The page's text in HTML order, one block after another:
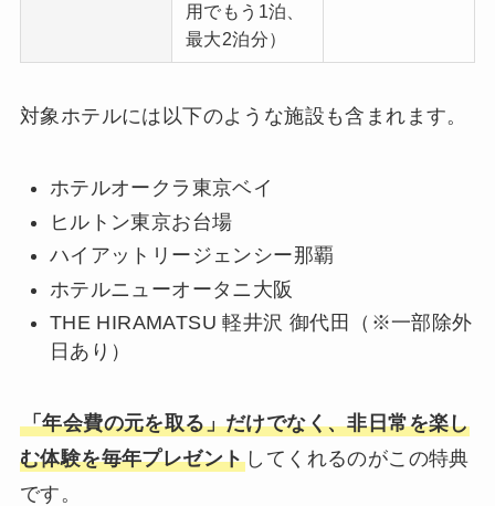
用でもう1泊、
最大2泊分）
対象ホテルには以下のような施設も含まれます。
ホテルオークラ東京ベイ
ヒルトン東京お台場
ハイアットリージェンシー那覇
ホテルニューオータニ大阪
THE HIRAMATSU 軽井沢 御代田（※一部除外
日あり）
「年会費の元を取る」だけでなく、非日常を楽し
む体験を毎年プレゼント してくれるのがこの特典
です。